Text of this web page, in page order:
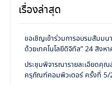
เรื่องล่าสุด
ขอเชิญเข้าร่วมการอบรมสัมม
ด้วยเทคโนโลยีดิจิทัล” 24 สิงห
ประชุมพิจารณารายละเอียดคุ
ครุภัณฑ์คอมพิวเตอร์ ครั้งที่ 5/